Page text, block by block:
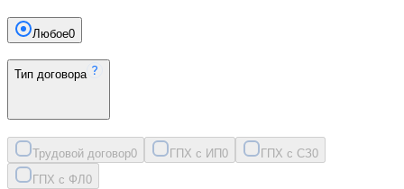
Любое0
Тип договора
Трудовой договор0 ГПХ с ИП0 ГПХ с СЗ0
ГПХ с ФЛ 0